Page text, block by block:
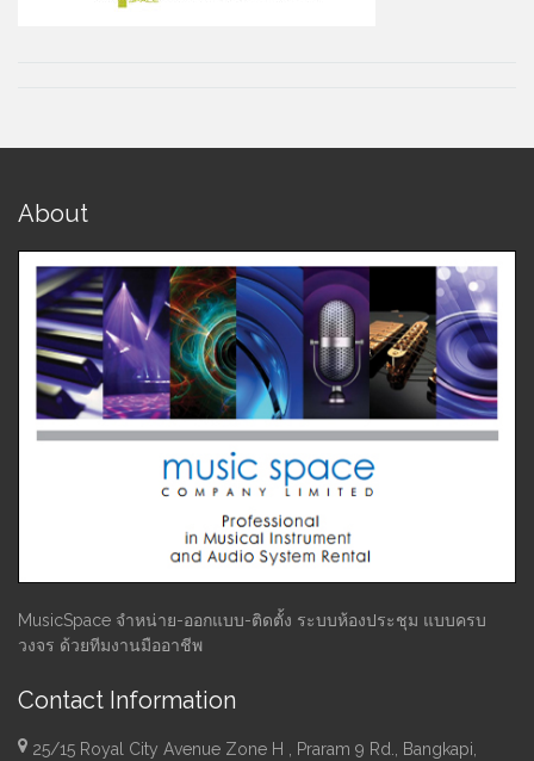
About
MusicSpace จำหน่าย-ออกแบบ-ติดตั้ง ระบบห้องประชุม แบบครบ
วงจร ด้วยทีมงานมืออาชีพ
Contact Information
25/15 Royal City Avenue Zone H , Praram 9 Rd., Bangkapi,